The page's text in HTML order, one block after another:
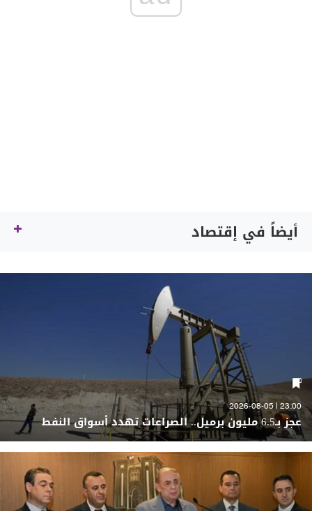
أيضاً في إقتصاد
23:00 | 2026-08-05
عجز بـ6.5 مليون برميل.. الصراعات تهدد أسواق النفط